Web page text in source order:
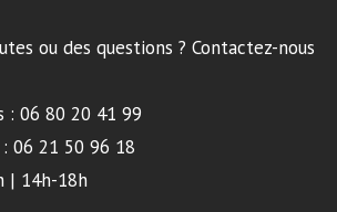
ou des questions ? Contactez-nous
: 06 80 20 41 99
06 21 50 96 18
| 14h-18h